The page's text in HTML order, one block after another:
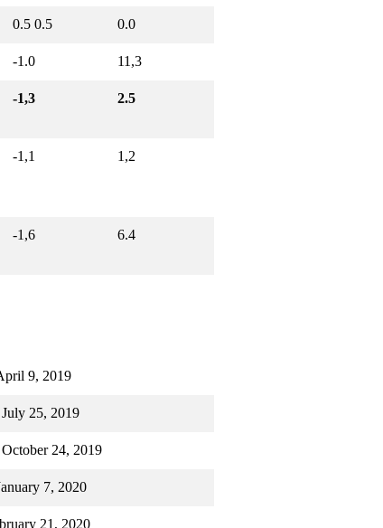
0.5 0.5 0.0
-1.0 11,3
-1,3 2.5
-1,1 1,2
-1,6 6.4
9, 2019
25, 2019
24, 2019
7, 2020
21, 2020